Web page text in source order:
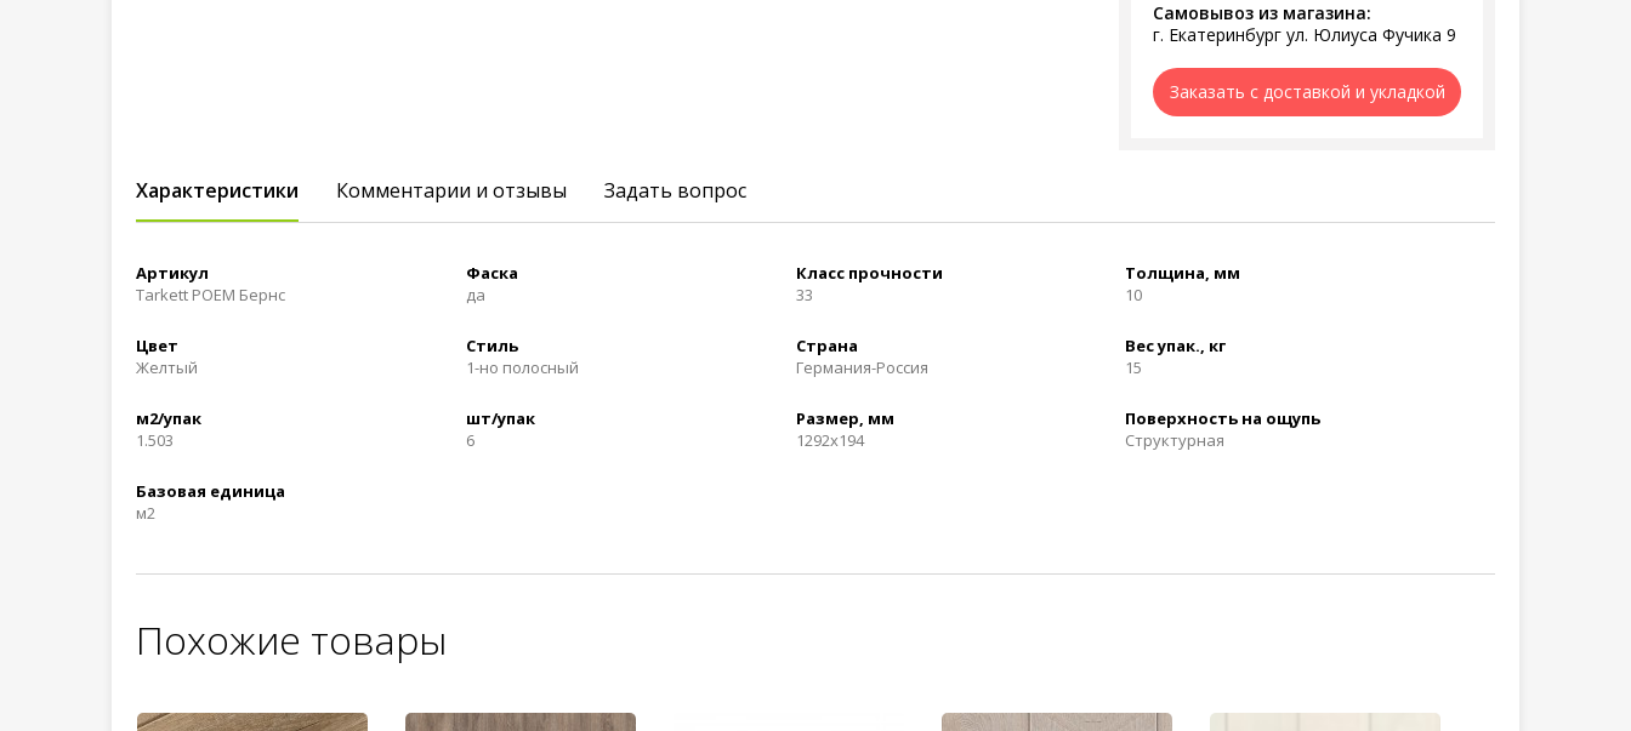
Самовывоз из магазина:
г. Екатеринбург ул. Юлиуса Фучика 9
Заказать с доставкой и укладкой
Характеристики Комментарии и отзывы Задать вопрос
Артикул
Tarkett POEM Бернс
Фаска
да
Класс прочности
33
Толщина, мм
10
Цвет
Желтый
Стиль
1-но полосный
Страна
Германия-Россия
Вес упак., кг
15
м2/упак
1.503
шт/упак
6
Размер, мм
1292x194
Поверхность на ощупь
Структурная
Базовая единица
м2
Похожие товары